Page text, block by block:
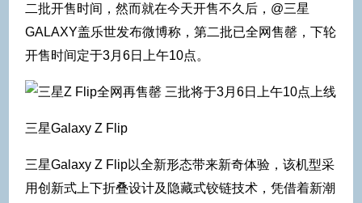
二批开售时间，然而就在今天开售不久后，@三星
GALAXY盖乐世发布微博称，第二批已全网售罄，下轮
开售时间定于3月6日上午10点。
三星Galaxy Z Flip
三星Galaxy Z Flip以全新形态带来新奇体验，该机型采
用创新式上下折叠设计及隐藏式铰链技术，凭借着新潮